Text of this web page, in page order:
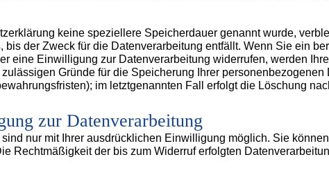
keine speziellere Speicherdauer genannt wurde,
bis der Zweck für die Datenverarbeitung entfällt. Wenn Sie ein
eine Einwilligung zur Datenverarbeitung widerrufen, werden
Gründe für die Speicherung Ihrer personenbezogenen
im letztgenannten Fall erfolgt die Löschung
zur Datenverarbeitung
nur mit Ihrer ausdrücklichen Einwilligung möglich. Sie
Rechtmäßigkeit der bis zum Widerruf erfolgten